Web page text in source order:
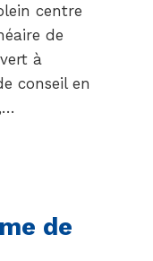
centre
de
à
conseil en
de